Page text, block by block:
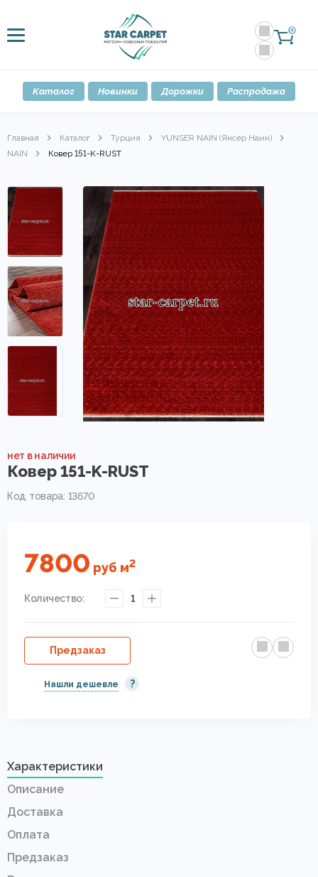
0
Каталог Новинки Дорожки Распродажа
Главная Каталог Турция
YUNSER NAIN (Янсер Наин)
NAIN
Ковер 151-K-RUST
нет в наличии
Ковер 151-K-RUST
Код товара: 13670
7800 руб м2
Количество: 1
Предзаказ
Нашли дешевле ?
Характеристики
Описание
Доставка
Оплата
Предзаказ